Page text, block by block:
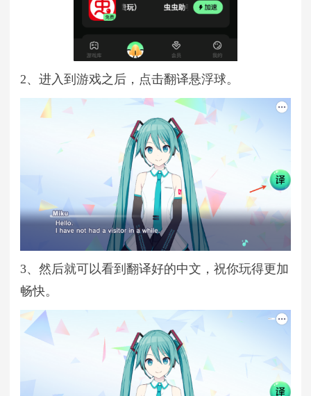
2、进入到游戏之后，点击翻译悬浮球。
3、然后就可以看到翻译好的中文，祝你玩得更加
畅快。